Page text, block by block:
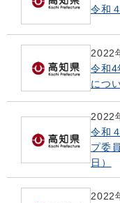
令和
2022
令和4
につ
2022
令和
プ委
日）
2022